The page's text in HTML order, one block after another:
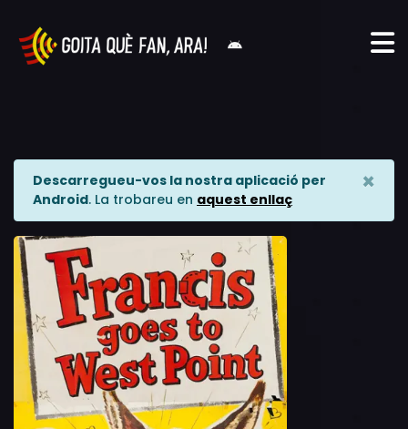
Descarregueu-vos la nostra aplicació per
Android. La trobareu en aquest enllaç
×